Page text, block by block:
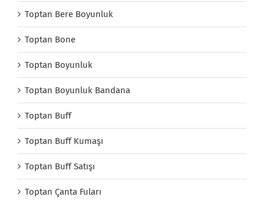
Toptan Bere Boyunluk
Toptan Bone
Toptan Boyunluk
Toptan Boyunluk Bandana
Toptan Buff
Toptan Buff Kumaşı
Toptan Buff Satışı
Toptan Çanta Fuları